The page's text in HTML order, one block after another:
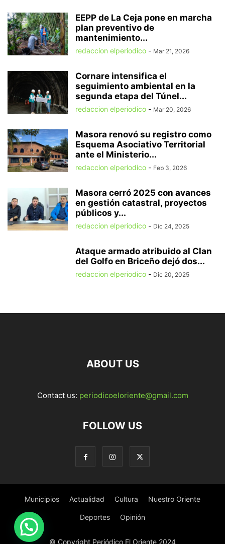
EEPP de La Ceja pone en marcha
plan preventivo de
mantenimiento...
redaccion elperiodico - Mar 21, 2026
Cornare intensifica el
seguimiento ambiental en la
segunda etapa del Túnel...
redaccion elperiodico - Mar 20, 2026
Masora renovó su registro como
Esquema Asociativo Territorial
ante el Ministerio...
redaccion elperiodico - Feb 3, 2026
Masora cerró 2025 con avances
en gestión catastral, proyectos
públicos y...
redaccion elperiodico - Dic 24, 2025
Ataque armado atribuido al Clan
del Golfo en Briceño dejó dos...
redaccion elperiodico - Dic 20, 2025
ABOUT US
Contact us: periodicoeloriente@gmail.com
FOLLOW US
Municipios Actualidad Cultura Nuestro Oriente
Deportes Opinión
© Copyright Periódico El Oriente 2024